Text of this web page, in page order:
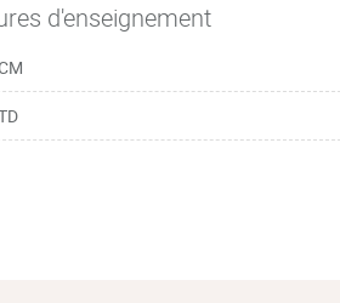
d'enseignement